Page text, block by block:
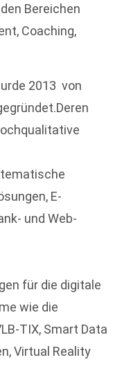
Bereichen
Coaching,
2013 von
E-
und Web-
für die digitale
wie die
TIX, Smart Data
Virtual Reality